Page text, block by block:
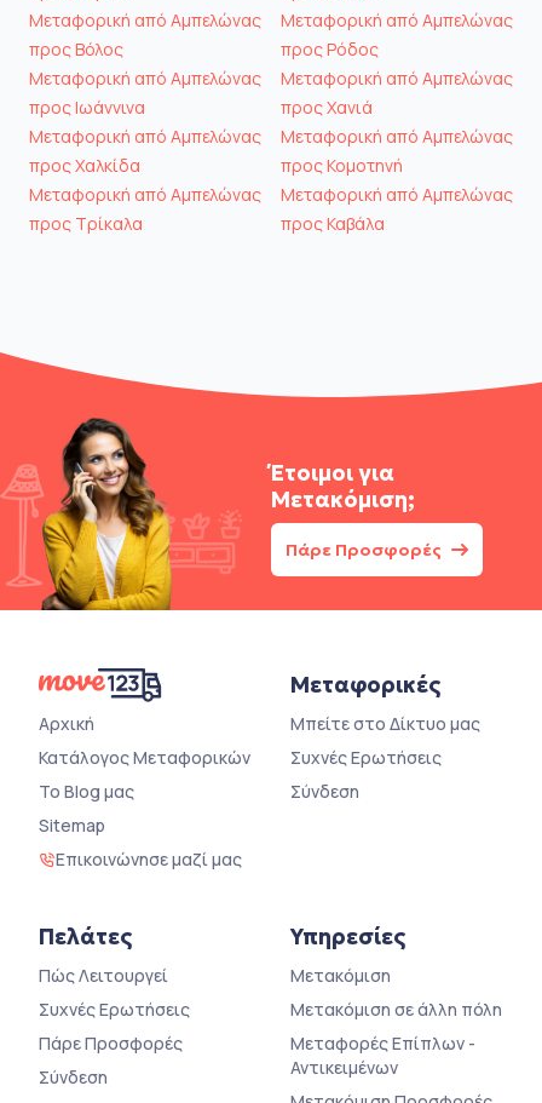
Μεταφορική από Αμπελώνας
προς Βόλος
Μεταφορική από Αμπελώνας
προς Ιωάννινα
Μεταφορική από Αμπελώνας
προς Χαλκίδα
Μεταφορική από Αμπελώνας
προς Τρίκαλα
Μεταφορική από Αμπελώνας
προς Ρόδος
Μεταφορική από Αμπελώνας
προς Χανιά
Μεταφορική από Αμπελώνας
προς Κομοτηνή
Μεταφορική από Αμπελώνας
προς Καβάλα
Έτοιμοι για
Μετακόμιση;
Πάρε Προσφορές
Αρχική
Κατάλογος Μεταφορικών
Το Blog μας
Sitemap
Επικοινώνησε μαζί μας
Μεταφορικές
Μπείτε στο Δίκτυο μας
Συχνές Ερωτήσεις
Σύνδεση
Πελάτες
Πώς Λειτουργεί
Συχνές Ερωτήσεις
Πάρε Προσφορές
Σύνδεση
Υπηρεσίες
Μετακόμιση
Μετακόμιση σε άλλη πόλη
Μεταφορές Επίπλων -
Αντικειμένων